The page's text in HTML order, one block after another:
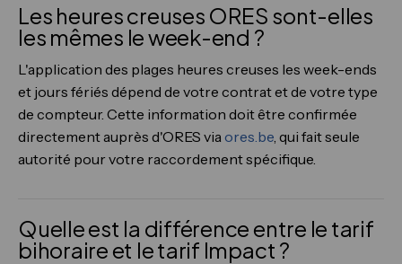
Les heures creuses ORES sont-elles
les mêmes le week-end ?
L'application des plages heures creuses les week-ends
et jours fériés dépend de votre contrat et de votre type
de compteur. Cette information doit être confirmée
directement auprès d'ORES via ores.be , qui fait seule
autorité pour votre raccordement spécifique.
Quelle est la différence entre le tarif
bihoraire et le tarif Impact ?